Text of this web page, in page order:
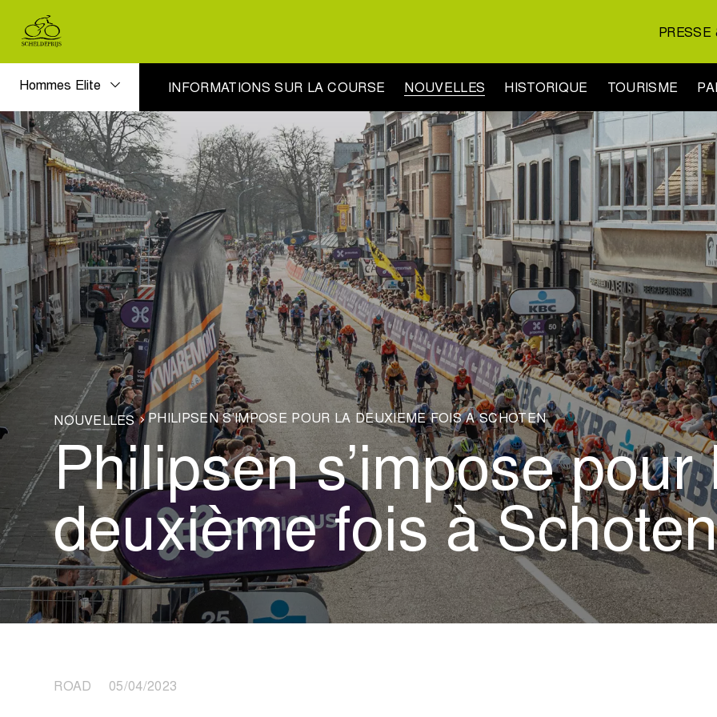
Hommes Elite INFORMATIONS SUR LA COURSE NOUVELLES HISTORIQUE TOURISME
NOUVELLES PHILIPSEN S’IMPOSE POUR LA DEUXIÈME FOIS À SCHOTEN
Philipsen s’impose pour
deuxième fois à
ROAD 05/04/2023